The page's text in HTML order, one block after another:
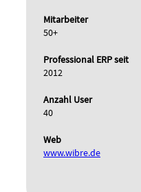
Mitarbeiter
50+
Professional ERP seit
2012
Anzahl User
40
Web
www.wibre.de